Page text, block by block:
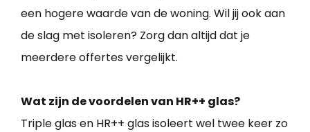
een hogere waarde van de woning. Wil jij ook aan
de slag met isoleren? Zorg dan altijd dat je
meerdere offertes vergelijkt.
Wat zijn de voordelen van HR++ glas?
Triple glas en HR++ glas isoleert wel twee keer zo